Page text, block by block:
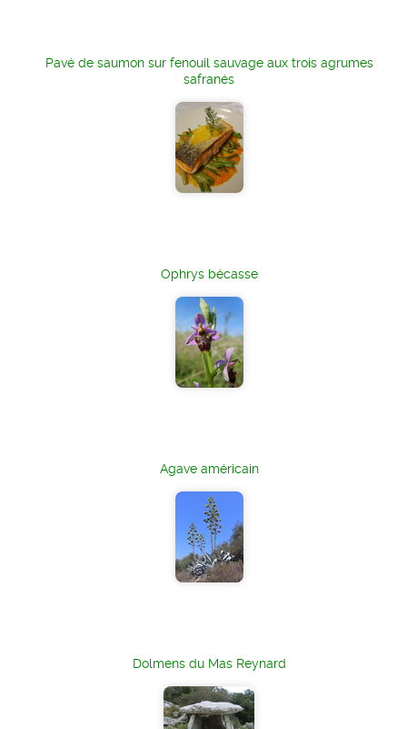
Pavé de saumon sur fenouil sauvage aux trois agrumes
safranés
Ophrys bécasse
Agave américain
Dolmens du Mas Reynard